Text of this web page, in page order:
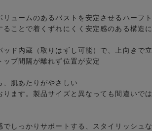
ュームのあるバストを安定させるハーフト
ことで着くずれにくく安定感のある構造に
ド内蔵（取りはずし可能）で、上向きで立
プ間隔が離れず位置が安定
肌あたりがやさしい
ます。製品サイズと異なっても間違いでは
しっかりサポートする、スタイリッシュな